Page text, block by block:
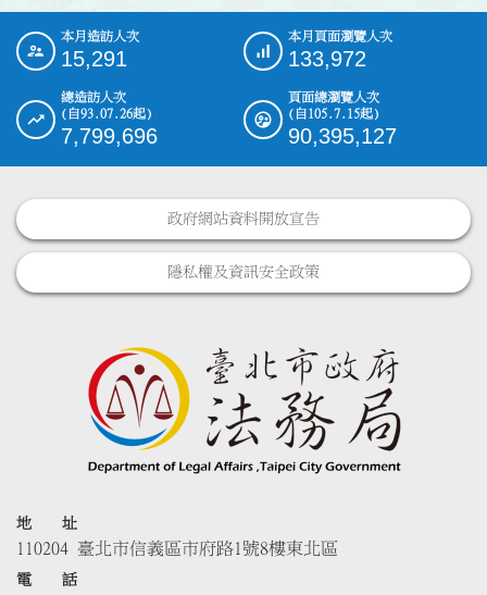
::: 本月造訪人次
15,291
本月頁面瀏覽人次
133,972
總造訪人次
(自93.07.26起)
7,799,696
頁面總瀏覽人次
(自105.7.15起)
90,395,127
政府網站資料開放宣告
隱私權及資訊安全政策
地 址
110204 臺北市信義區市府路1號8樓東北區
電 話